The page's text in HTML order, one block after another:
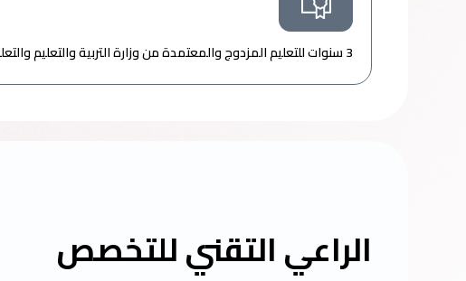
3 سنوات للتعليم المزدوج والمعتمدة من وزارة التربية والتعليم والتعليم الفنى.
الراعي التقني للتخصص